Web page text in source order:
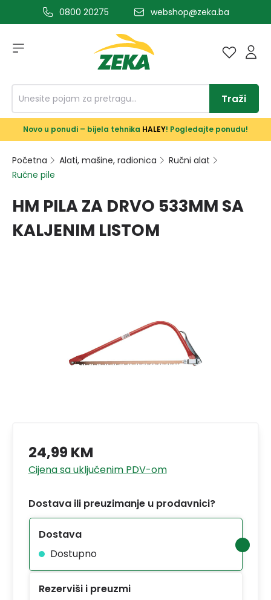
glavni sadržaj0800 20275 webshop@zeka.ba
Traži
Novo u ponudi – bijela tehnika HALEY! Pogledajte ponudu!
Početna Alati, mašine, radionica
Ručni alat
Ručne pile
HM PILA ZA DRVO 533MM SA
KALJENIM LISTOM
24,99 KM
Cijena sa uključenim PDV-om
Dostava ili preuzimanje u prodavnici?
Dostava
Dostupno
Rezerviši i preuzmi